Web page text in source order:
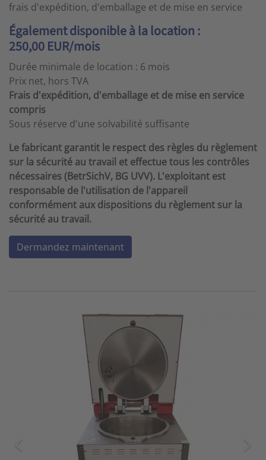
frais d'expédition, d'emballage et de mise en service
Également disponible à la location :
250,00 EUR/mois
Durée minimale de location : 6 mois
Prix net, hors TVA
Frais d'expédition, d'emballage et de mise en service
compris
Sous réserve d'une solvabilité suffisante
Le fabricant garantit le respect des règles du règlement
sur la sécurité au travail et effectue tous les contrôles
nécessaires (BetrSichV, BG UVV). L'exploitant est
responsable de l'utilisation de l'appareil
conformément aux dispositions du règlement sur la
sécurité au travail.
Dermandez maintenant